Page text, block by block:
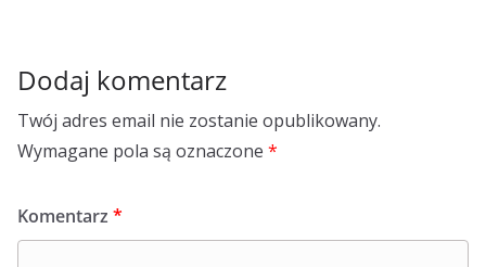
Dodaj komentarz
Twój adres email nie zostanie opublikowany.
Wymagane pola są oznaczone *
Komentarz *